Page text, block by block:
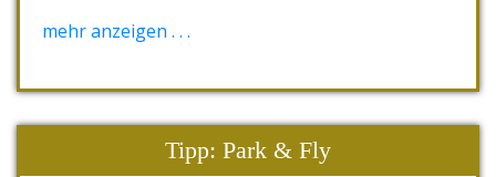
nach unterschiedlichen Gesamtreispreisen.
skyscanner
mehr anzeigen . . .
Tipp: Park & Fly